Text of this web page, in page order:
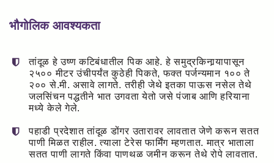
भौगोलिक आवश्यकता
तांदूळ हे उष्ण कटिबंधातील पिक आहे. हे समुद्रकिनार्‍यापासून
२५०० मीटर उंचीपर्यंत कुठेही पिकते, फक्त पर्जन्यमान १०० ते
२०० से.मी. असावे लागते. तरीही जेथे इतका पाऊस नसेल तेथे
जलसिंचन पद्धतीने भात उगवता येतो जसे पंजाब आणि हरियाना
मध्ये केले गेले.
पहाडी प्रदेशात तांदूळ डोंगर उतारावर लावतात जेणे करून सतत
पाणी मिळत राहील. त्याला टेरेस फार्मिंग म्हणतात. मात्र भाताला
सतत पाणी लागते किंवा पाणथळ जमीन करून तेथे रोपे लावतात.